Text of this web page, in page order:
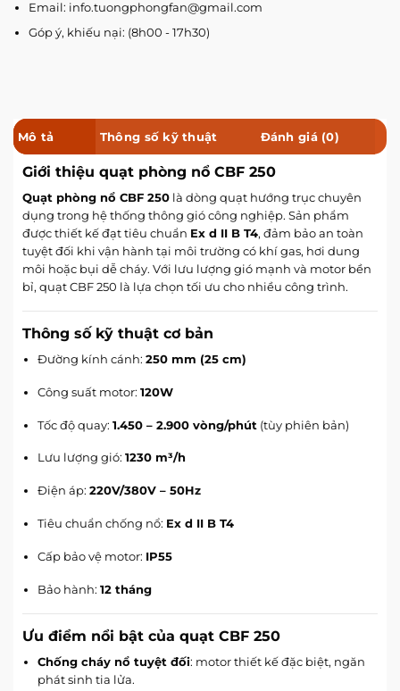
Email: info.tuongphongfan@gmail.com
Góp ý, khiếu nại: (8h00 - 17h30)
Mô tả Thông số kỹ thuật Đánh giá (0)
Giới thiệu quạt phòng nổ CBF 250
Quạt phòng nổ CBF 250 là dòng quạt hướng trục chuyên
dụng trong hệ thống thông gió công nghiệp. Sản phẩm
được thiết kế đạt tiêu chuẩn Ex d II B T4, đảm bảo an toàn
tuyệt đối khi vận hành tại môi trường có khí gas, hơi dung
môi hoặc bụi dễ cháy. Với lưu lượng gió mạnh và motor bền
bỉ, quạt CBF 250 là lựa chọn tối ưu cho nhiều công trình.
Thông số kỹ thuật cơ bản
Đường kính cánh: 250 mm (25 cm)
Công suất motor: 120W
Tốc độ quay: 1.450 – 2.900 vòng/phút (tùy phiên bản)
Lưu lượng gió: 1230 m³/h
Điện áp: 220V/380V – 50Hz
Tiêu chuẩn chống nổ: Ex d II B T4
Cấp bảo vệ motor: IP55
Bảo hành: 12 tháng
Ưu điểm nổi bật của quạt CBF 250
Chống cháy nổ tuyệt đối: motor thiết kế đặc biệt, ngăn
phát sinh tia lửa.